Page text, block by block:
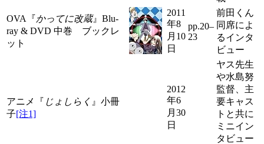
OVA『かってに改蔵』Blu-
ray & DVD 中巻 ブックレ
ット
2011
年8
月10
日
pp.20–
23
前田くん
同席によ
るインタ
ビュー
アニメ『 じょしらく 』小冊
子[注1]
2012
年6
月30
日
ヤス先生
や水島努
監督、主
要キャス
トと共に
ミニイン
タビュー